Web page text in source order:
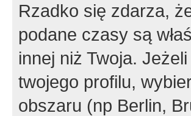
Rzadko się zdarza,
podane czasy są
innej niż Twoja.
twojego profilu,
obszaru (np Berlin,